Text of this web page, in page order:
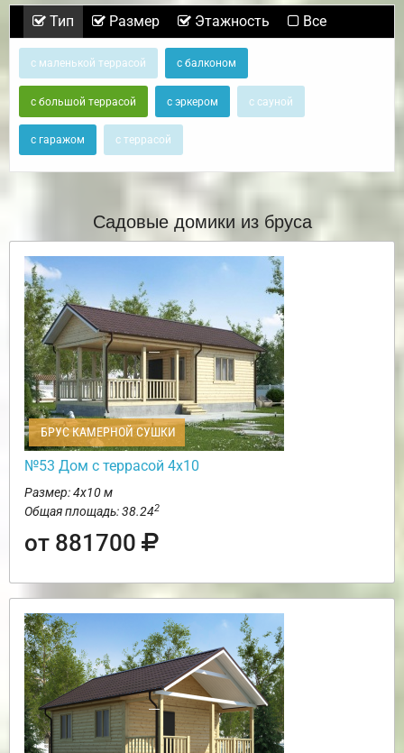
Тип Размер Этажность Все
с маленькой террасой с балконом
с большой террасой с эркером с сауной
с гаражом с террасой
Садовые домики из бруса
БРУС КАМЕРНОЙ СУШКИ
№53 Дом с террасой 4х10
Размер: 4х10 м
Общая площадь: 38.242
от 881700